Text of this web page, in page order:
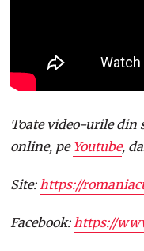
Toate video-urile din
online, pe Youtube,
Site: https://
Facebook: https://